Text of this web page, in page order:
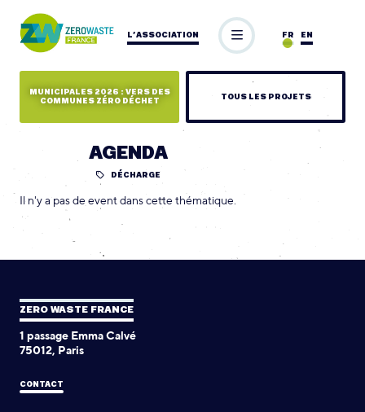
L’ASSOCIATION EN
FR
MUNICIPALES 2026 : VERS DES
COMMUNES ZÉRO DÉCHET
TOUS LES PROJETS
AGENDA
DÉCHARGE
Il n'y a pas de event dans cette thématique.
ZERO WASTE FRANCE
1 passage Emma Calvé
75012, Paris
CONTACT